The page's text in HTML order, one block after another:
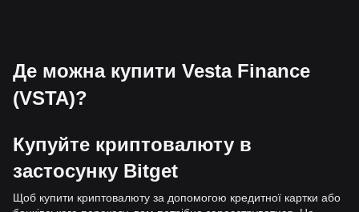
Де можна купити Vesta Finance
(VSTA)?
Купуйте криптовалюту в
застосунку Bitget
Щоб купити криптовалюту за допомогою кредитної картки або